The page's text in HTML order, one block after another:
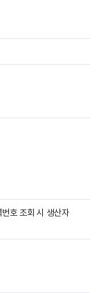
호 조회 시 생산자